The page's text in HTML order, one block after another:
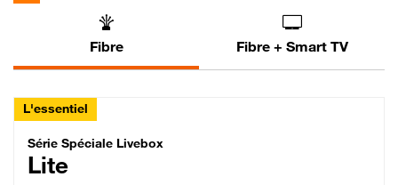
Fibre Fibre + Smart TV
L'essentiel
Série Spéciale Livebox Lite Fibre
Série Spéciale Livebox
Lite